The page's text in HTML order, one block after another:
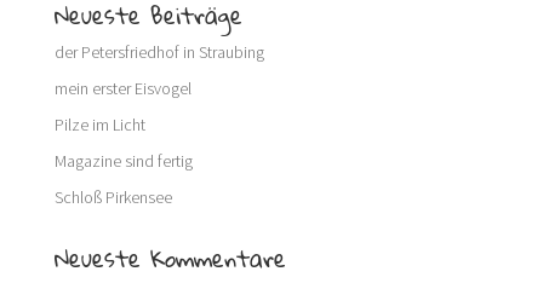
Neueste Beiträge
der Petersfriedhof in Straubing
mein erster Eisvogel
Pilze im Licht
Magazine sind fertig
Schloß Pirkensee
Neueste Kommentare